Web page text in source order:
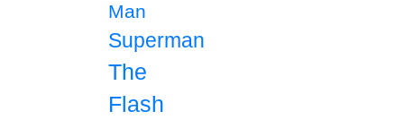
Man
Superman
The
Flash